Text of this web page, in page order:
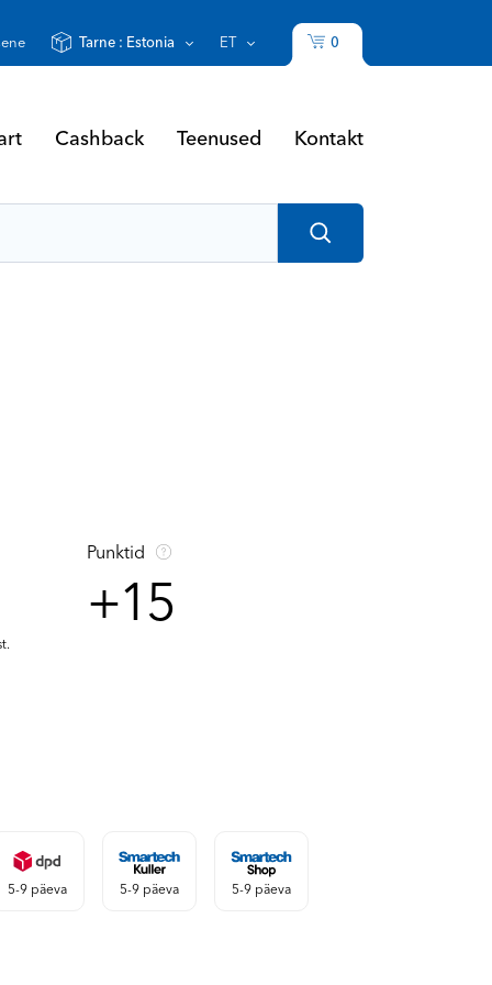
Tarne : Estonia ET 0
Cashback Teenused Kontakt
Punktid
+15
5-9 päeva 5-9 päeva 5-9 päeva